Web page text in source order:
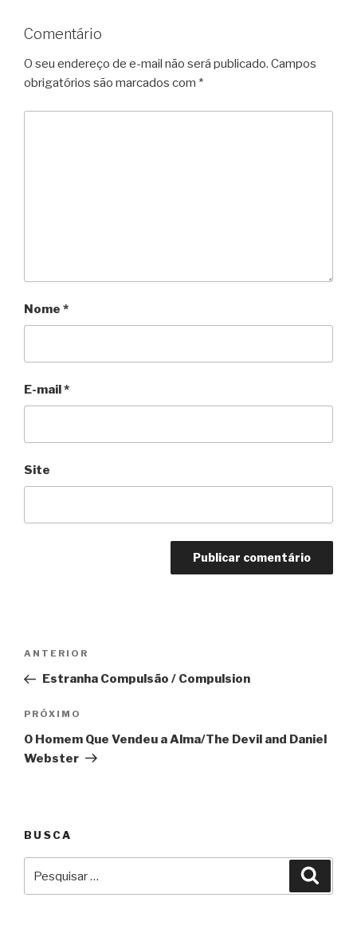
Comentário
O seu endereço de e-mail não será publicado. Campos
obrigatórios são marcados com *
Nome *
E-mail *
Site
Post
Anterior
ANTERIOR
Estranha Compulsão / Compulsion
Próximo
PRÓXIMO
O Homem Que Vendeu a Alma/The Devil and Daniel
Webster
BUSCA